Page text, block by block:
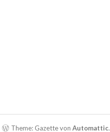
Theme: Gazette von Automattic.